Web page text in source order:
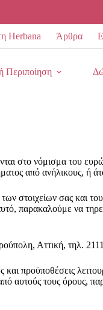
Herbana Άρθρα
Περιποίηση
στο νόμισμα του
από ανήλικους, ή
των στοιχείων σας και
παρακαλούμε να
Αττική, τηλ.
προϋποθέσεις
αυτούς τους όρους,